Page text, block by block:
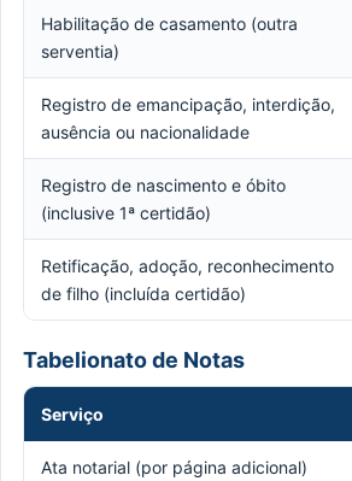
Habilitação de casamento (outra
serventia)
Registro de emancipação, interdição,
ausência ou nacionalidade
Registro de nascimento e óbito
(inclusive 1ª certidão)
Retificação, adoção, reconhecimento
de filho (incluída certidão)
Tabelionato de Notas
Serviço
Ata notarial (por página adicional)